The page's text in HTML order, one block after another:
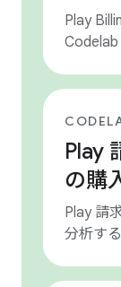
Play
Codelab
Play
の購
Play 請
分析す